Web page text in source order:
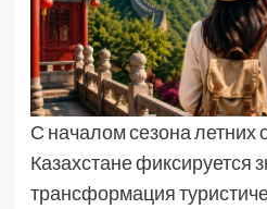
С началом сезона летних
Казахстане фиксируется
трансформация